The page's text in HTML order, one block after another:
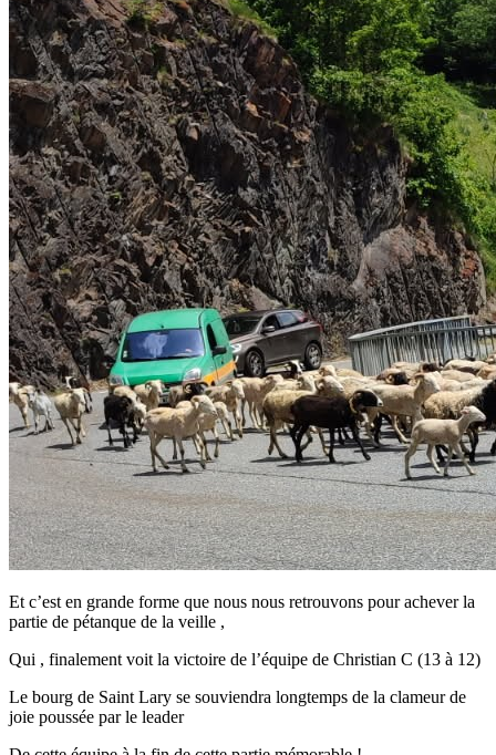
Et c’est en grande forme que nous nous retrouvons pour achever la
partie de pétanque de la veille ,
Qui , finalement voit la victoire de l’équipe de Christian C (13 à 12)
Le bourg de Saint Lary se souviendra longtemps de la clameur de
joie poussée par le leader